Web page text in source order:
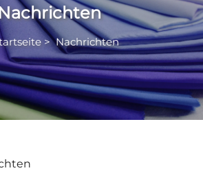
>Nachrichten